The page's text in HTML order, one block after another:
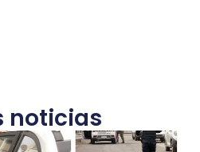
noticias